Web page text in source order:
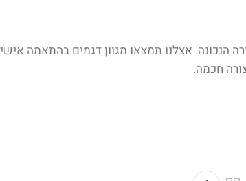
אצלנו תמצאו מגוון דגמים בהתאמה
חכמה.